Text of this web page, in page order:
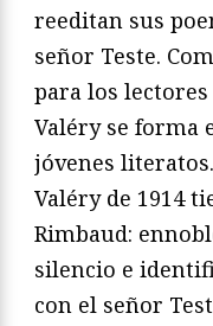
reeditan sus
señor Teste.
para los lectores
Valéry se forma
jóvenes
Valéry de 1914
Rimbaud:
silencio e
con el señor